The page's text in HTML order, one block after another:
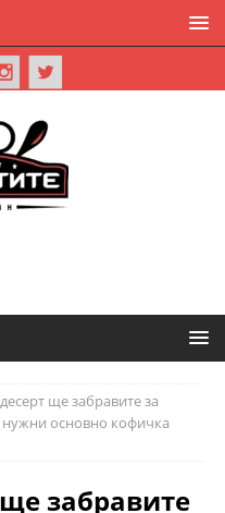
ще забравите за
нужни основно кофичка
забравите